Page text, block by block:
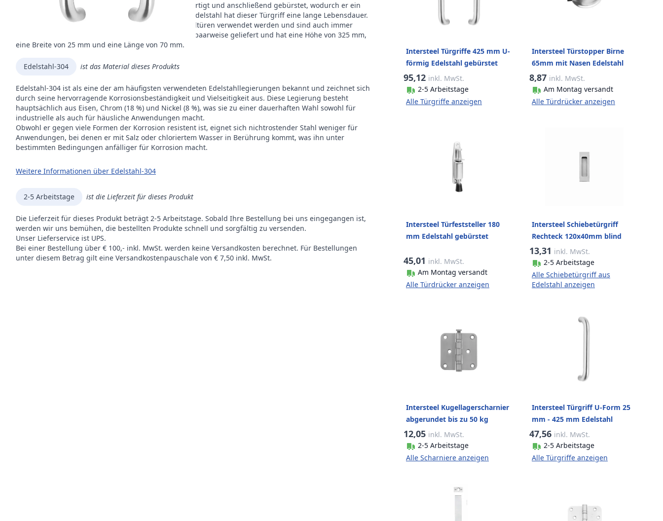
Dieser U-förmige Türgriff ist aus rostfreiem Stahl gefertigt und anschließend gebürstet, wodurch er ein
mattes Aussehen erhält. Durch die Verwendung von edelstahl hat dieser Türgriff eine lange Lebensdauer.
Türgriffe können sowohl an Einzel- als auch an Doppeltüren verwendet werden und sind auch immer
häufiger an Haustüren zu sehen. Dieser Türgriff wird paarweise geliefert und hat eine Höhe von 325 mm,
eine Breite von 25 mm und eine Länge von 70 mm.
Edelstahl-304 ist das Material dieses Produkts
Edelstahl-304 ist als eine der am häufigsten verwendeten Edelstahllegierungen bekannt und zeichnet sich
durch seine hervorragende Korrosionsbeständigkeit und Vielseitigkeit aus. Diese Legierung besteht
hauptsächlich aus Eisen, Chrom (18 %) und Nickel (8 %), was sie zu einer dauerhaften Wahl sowohl für
industrielle als auch für häusliche Anwendungen macht.
Obwohl er gegen viele Formen der Korrosion resistent ist, eignet sich nichtrostender Stahl weniger für
Anwendungen, bei denen er mit Salz oder chloriertem Wasser in Berührung kommt, was ihn unter
bestimmten Bedingungen anfälliger für Korrosion macht.
Weitere Informationen über Edelstahl-304
2-5 Arbeitstage ist die Lieferzeit für dieses Produkt
Die Lieferzeit für dieses Produkt beträgt 2-5 Arbeitstage. Sobald Ihre Bestellung bei uns eingegangen ist,
werden wir uns bemühen, die bestellten Produkte schnell und sorgfältig zu versenden.
Unser Lieferservice ist UPS.
Bei einer Bestellung über € 100,- inkl. MwSt. werden keine Versandkosten berechnet. Für Bestellungen
unter diesem Betrag gilt eine Versandkostenpauschale von € 7,50 inkl. MwSt.
Intersteel Türgriffe 425 mm U-
förmig Edelstahl gebürstet
95,12 inkl. MwSt.
2-5 Arbeitstage
Alle Türgriffe anzeigen
Intersteel Türstopper Birne
65mm mit Nasen Edelstahl
gebürstet
8,87 inkl. MwSt.
Am Montag versandt
Alle Türdrücker anzeigen
Intersteel Türfeststeller 180
mm Edelstahl gebürstet
45,01 inkl. MwSt.
Am Montag versandt
Alle Türdrücker anzeigen
Intersteel Schiebetürgriff
Rechteck 120x40mm blind
Edelstahl gebürstet
13,31 inkl. MwSt.
2-5 Arbeitstage
Alle Schiebetürgriff aus
Edelstahl anzeigen
Intersteel Kugellagerscharnier
abgerundet bis zu 50 kg
Edelstahl gebürstet
12,05 inkl. MwSt.
2-5 Arbeitstage
Alle Scharniere anzeigen
Intersteel Türgriff U-Form 25
mm - 425 mm Edelstahl
gebürstet
47,56 inkl. MwSt.
2-5 Arbeitstage
Alle Türgriffe anzeigen